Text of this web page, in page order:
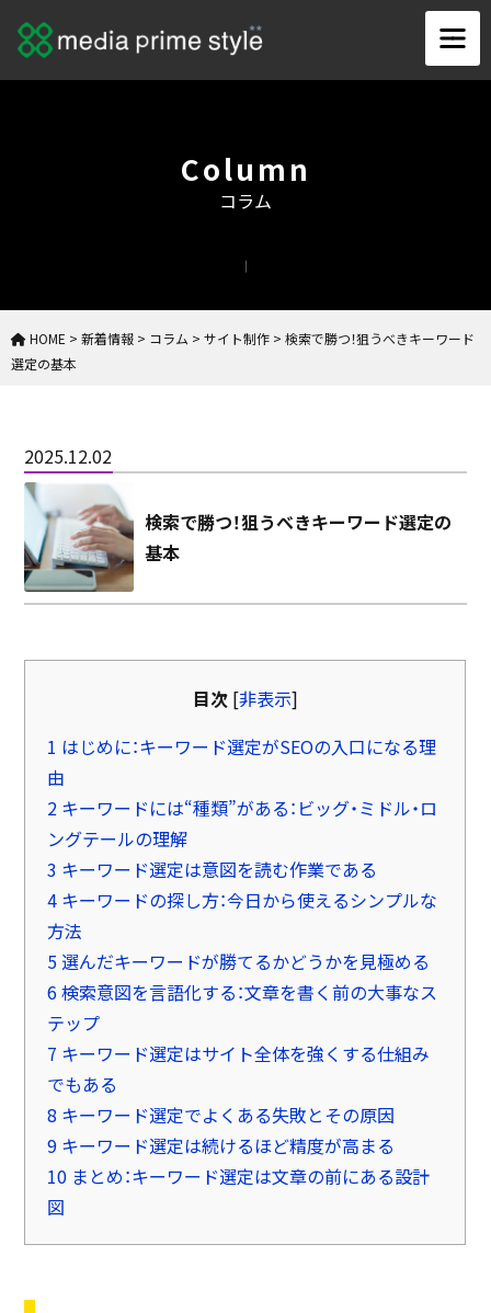
Column
コラム
HOME > 新着情報 > コラム > サイト制作 > 検索で勝つ！狙うべきキーワード
選定の基本
2025.12.02
検索で勝つ！狙うべきキーワード選定の
基本
目次 [非表示]
1 はじめに：キーワード選定がSEOの入口になる理
由
2 キーワードには“種類”がある：ビッグ・ミドル・ロ
ングテールの理解
3 キーワード選定は意図を読む作業である
4 キーワードの探し方：今日から使えるシンプルな
方法
5 選んだキーワードが勝てるかどうかを見極める
6検索意図を言語化する：文章を書く前の大事なス
テップ
7 キーワード選定はサイト全体を強くする仕組み
でもある
8 キーワード選定でよくある失敗とその原因
9 キーワード選定は続けるほど精度が高まる
10 まとめ：キーワード選定は文章の前にある設計
図